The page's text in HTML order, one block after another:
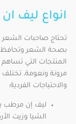
انواع ليف
تحتاج صاحبات
بصحة الشعر وتحافظ
المنتجات التي
مرونة ونعومة، تختلف
والاحتياجات الفردية:
ليف إن مرطب
الشيا وزيت